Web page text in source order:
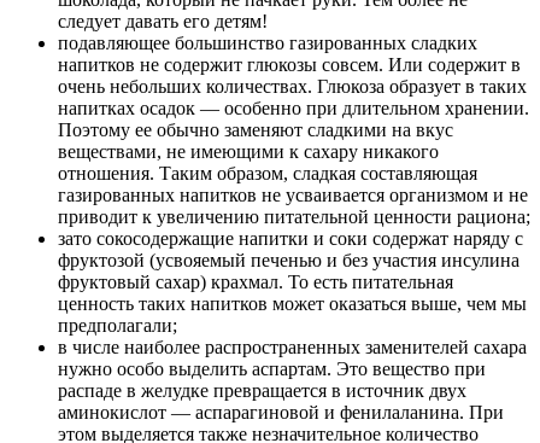
следует давать его детям!
подавляющее большинство газированных сладких
напитков не содержит глюкозы совсем. Или содержит в
очень небольших количествах. Глюкоза образует в таких
напитках осадок — особенно при длительном хранении.
Поэтому ее обычно заменяют сладкими на вкус
веществами, не имеющими к сахару никакого
отношения. Таким образом, сладкая составляющая
газированных напитков не усваивается организмом и не
приводит к увеличению питательной ценности рациона;
зато сокосодержащие напитки и соки содержат наряду с
фруктозой (усвояемый печенью и без участия инсулина
фруктовый сахар) крахмал. То есть питательная
ценность таких напитков может оказаться выше, чем мы
предполагали;
в числе наиболее распространенных заменителей сахара
нужно особо выделить аспартам. Это вещество при
распаде в желудке превращается в источник двух
аминокислот — аспарагиновой и фенилаланина. При
этом выделяется также незначительное количество